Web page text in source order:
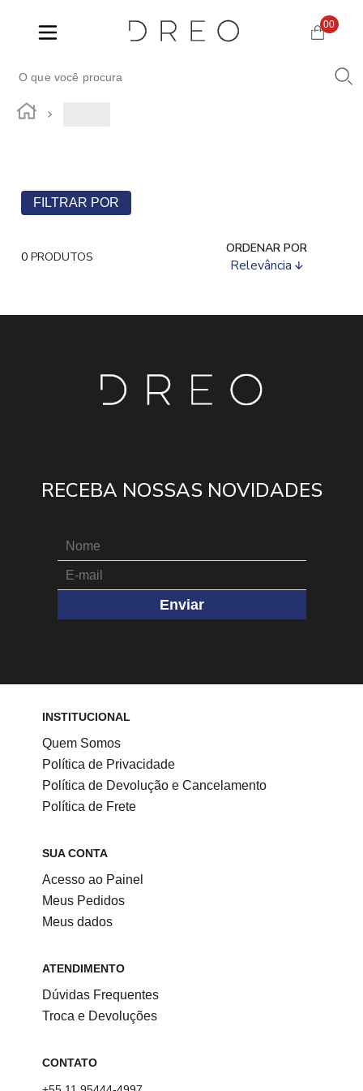
00
FILTRAR POR
0 PRODUTOS
ORDENAR POR
Relevância
RECEBA NOSSAS NOVIDADES
Enviar
INSTITUCIONAL
Quem Somos
Política de Privacidade
Política de Devolução e Cancelamento
Política de Frete
SUA CONTA
Acesso ao Painel
Meus Pedidos
Meus dados
ATENDIMENTO
Dúvidas Frequentes
Troca e Devoluções
CONTATO